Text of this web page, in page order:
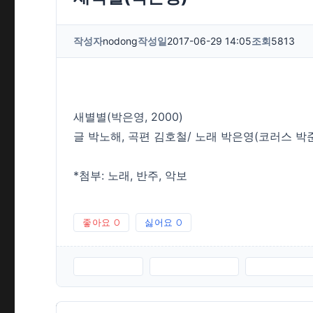
작성자nodong작성일2017-06-29 14:05조회5813
새별별(박은영, 2000)
글 박노해, 곡편 김호철/ 노래 박은영(코러스 박
*첨부: 노래, 반주, 악보
좋아요 0 싫어요 0